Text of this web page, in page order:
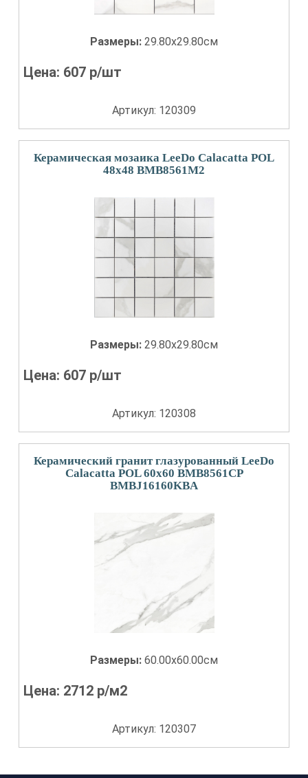
Размеры: 29.80x29.80см
Цена: 607 р/шт
Артикул: 120309
Керамическая мозаика LeeDo Calacatta POL
48x48 BMB8561M2
Размеры: 29.80x29.80см
Цена: 607 р/шт
Артикул: 120308
Керамический гранит глазурованный LeeDo
Calacatta POL 60x60 BMB8561CP
BMBJ16160KBA
Размеры: 60.00x60.00см
Цена: 2712 р/м2
Артикул: 120307